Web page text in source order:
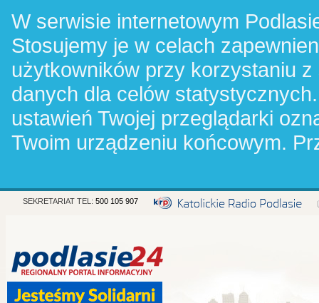
W serwisie internetowym
Stosujemy je w celach
użytkowników przy korzystaniu
danych dla celów
ustawień Twojej przeglądarki
Twoim urządzeniu końcowym.
SEKRETARIAT TEL: 500 105 907